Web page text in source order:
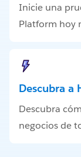
Inicie una
Platform hoy
Descubra a
Descubra
negocios de